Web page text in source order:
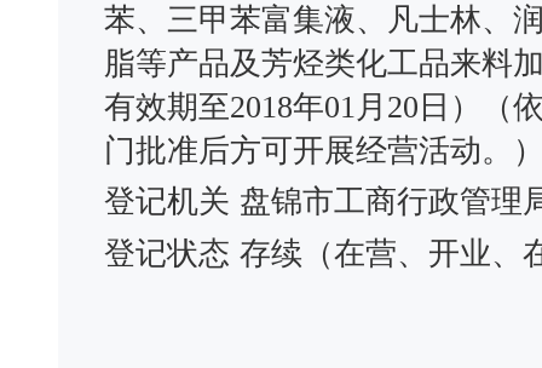
苯、三甲苯富集液、凡士林、
脂等产品及芳烃类化工品来料
有效期至2018年01月20日）（
门批准后方可开展经营活动。
登记机关 盘锦市工商行政管理
登记状态 存续（在营、开业、